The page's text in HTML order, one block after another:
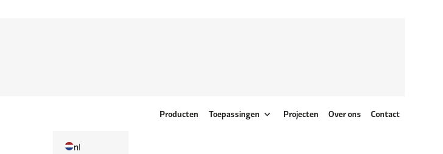
Producten Toepassingen Projecten Over ons Contact
nl